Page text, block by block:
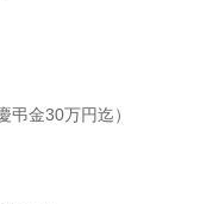
金30万円迄）